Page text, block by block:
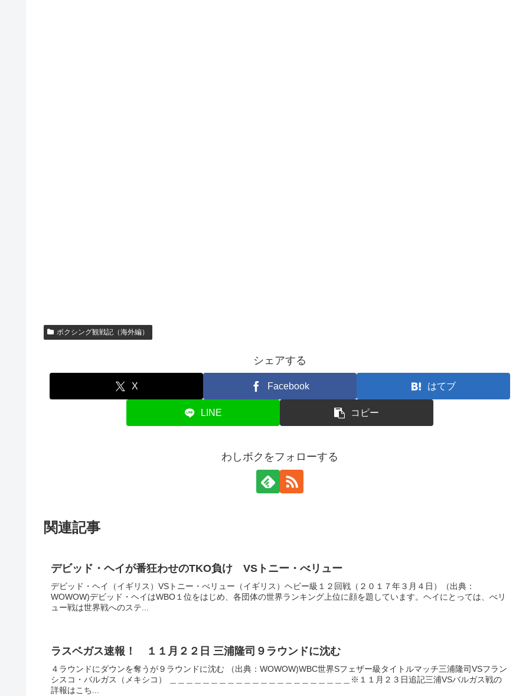
ボクシング観戦記（海外編）
シェアする
X Facebook はてブ
LINE コピー
わしボクをフォローする
関連記事
デビッド・ヘイが番狂わせのTKO負け VSトニー・べリュー
デビッド・ヘイ（イギリス）VSトニー・べリュー（イギリス）ヘビー級１２回戦（２０１７年３月４日）（出典：
WOWOW)デビッド・ヘイはWBO１位をはじめ、各団体の世界ランキング上位に顔を題しています。ヘイにとっては、べリ
ュー戦は世界戦へのステ...
ラスベガス速報！ １１月２２日 三浦隆司９ラウンドに沈む
４ラウンドにダウンを奪うが９ラウンドに沈む （出典：WOWOW)WBC世界Sフェザー級タイトルマッチ三浦隆司VSフラン
シスコ・バルガス（メキシコ） ＿＿＿＿＿＿＿＿＿＿＿＿＿＿＿＿＿＿＿＿＿＿※１１月２３日追記三浦VSバルガス戦の
詳報はこち...